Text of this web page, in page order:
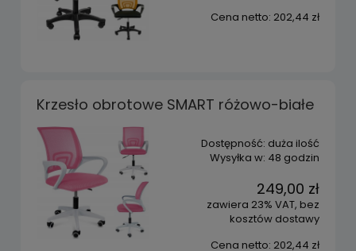
Cena netto: 202,44 zł
Krzesło obrotowe SMART różowo-białe
Dostępność: duża ilość
Wysyłka w: 48 godzin
249,00 zł
zawiera 23% VAT, bez
kosztów dostawy
Cena netto: 202,44 zł